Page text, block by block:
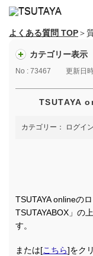
よくある質問 TOP＞
カテゴリー表示
No : 73467 更新日
TSUTAYA
カテゴリー： ログイ
TSUTAYA onlineの
TSUTAYABOX」の
す。
または[こちら]をク